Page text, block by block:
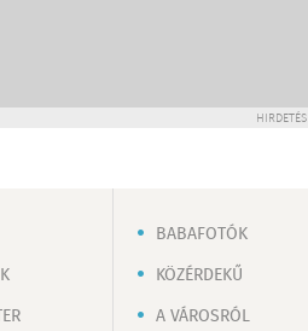
HIRDETÉS
BABAFOTÓK
KÖZÉRDEKŰ
A VÁROSRÓL